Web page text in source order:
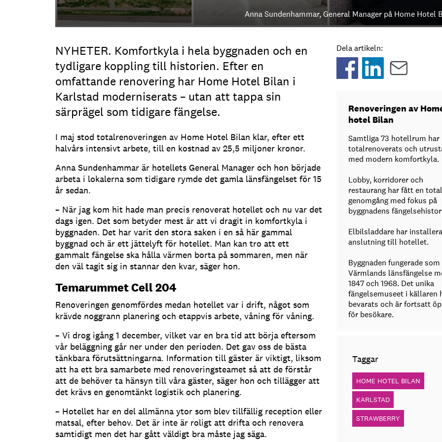
Anna Sundenhammar, General Manager på Home Hotel
NYHETER. Komfortkyla i hela byggnaden och en
tydligare koppling till historien. Efter en
omfattande renovering har Home Hotel Bilan i
Karlstad moderniserats – utan att tappa sin
särprägel som tidigare fängelse.
I maj stod totalrenoveringen av Home Hotel Bilan klar, efter ett
halvårs intensivt arbete, till en kostnad av 25,5 miljoner kronor.
Anna Sundenhammar är hotellets General Manager och hon började
arbeta i lokalerna som tidigare rymde det gamla länsfängelset för 15
år sedan.
– När jag kom hit hade man precis renoverat hotellet och nu var det
dags igen. Det som betyder mest är att vi dragit in komfortkyla i
byggnaden. Det har varit den stora saken i en så här gammal
byggnad och är ett jättelyft för hotellet. Man kan tro att ett
gammalt fängelse ska hålla värmen borta på sommaren, men när
den väl tagit sig in stannar den kvar, säger hon.
Temarummet Cell 204
Renoveringen genomfördes medan hotellet var i drift, något som
krävde noggrann planering och etappvis arbete, våning för våning.
– Vi drog igång 1 december, vilket var en bra tid att börja eftersom
vår beläggning går ner under den perioden. Det gav oss de bästa
tänkbara förutsättningarna. Information till gäster är viktigt, liksom
att ha ett bra samarbete med renoveringsteamet så att de förstår
att de behöver ta hänsyn till våra gäster, säger hon och tillägger att
det krävs en genomtänkt logistik och planering.
– Hotellet har en del allmänna ytor som blev tillfällig reception eller
matsal, efter behov. Det är inte är roligt att drifta och renovera
samtidigt men det har gått väldigt bra måste jag säga.
Dela artikeln:
Renoveringen av
hotel Bilan
Samtliga 73 hotellrum har
totalrenoverats och
med modern komfortkyla.
Lobby, korridorer och
restaurang har fått en total
genomgång med fokus på
byggnadens
Elbilsladdare har
anslutning till hotellet.
Byggnaden fungerade som
Värmlands länsfängelse
1847 och 1968. Det unika
fängelsemuseet i källaren
bevarats och är fortsatt
för besökare.
Taggar
HOME HOTEL BILAN
KARLSTAD
STRAWBERRY